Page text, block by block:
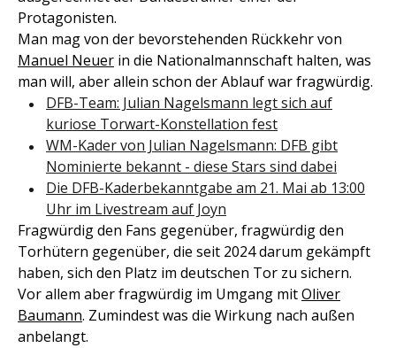
Protagonisten.
Man mag von der bevorstehenden Rückkehr von
Manuel Neuer in die Nationalmannschaft halten, was
man will, aber allein schon der Ablauf war fragwürdig.
DFB-Team: Julian Nagelsmann legt sich auf
kuriose Torwart-Konstellation fest
WM-Kader von Julian Nagelsmann: DFB gibt
Nominierte bekannt - diese Stars sind dabei
Die DFB-Kaderbekanntgabe am 21. Mai ab 13:00
Uhr im Livestream auf Joyn
Fragwürdig den Fans gegenüber, fragwürdig den
Torhütern gegenüber, die seit 2024 darum gekämpft
haben, sich den Platz im deutschen Tor zu sichern.
Vor allem aber fragwürdig im Umgang mitOliver
Baumann. Zumindest was die Wirkung nach außen
anbelangt.